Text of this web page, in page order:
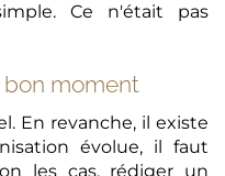
Ce n'était pas
bon moment
En revanche, il existe
évolue, il faut
les cas, rédiger un